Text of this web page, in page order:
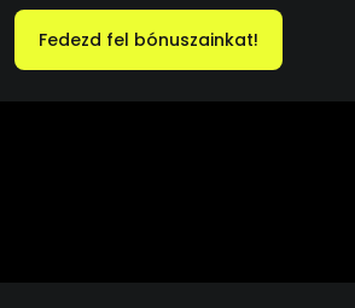
Fedezd fel bónuszainkat!